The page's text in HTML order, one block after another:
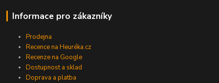
Informace pro zákazníky
Prodejna
Recence na Heuréka.cz
Recenze na Google
Dostupnost a sklad
Doprava a platba